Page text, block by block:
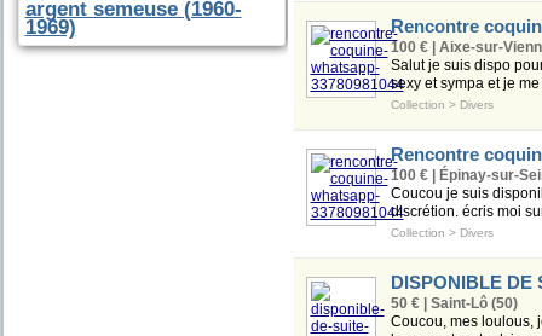
argent semeuse (1960-
1969) Rencontre
100 € | Aixe-sur-
Salut je suis dispo
sexy et sympa et je
Collection > Divers
Rencontre
100 € | Épinay-sur-
Coucou je suis
discrétion. écris moi
Collection > Divers
DISPONIBLE DE
50 € | Saint-Lô (50)
Coucou, mes loulous,